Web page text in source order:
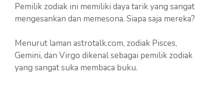
Pemilik zodiak ini memiliki daya tarik yang sangat
mengesankan dan memesona. Siapa saja mereka?
Menurut laman astrotalk.com, zodiak Pisces,
Gemini, dan Virgo dikenal sebagai pemilik zodiak
yang sangat suka membaca buku.